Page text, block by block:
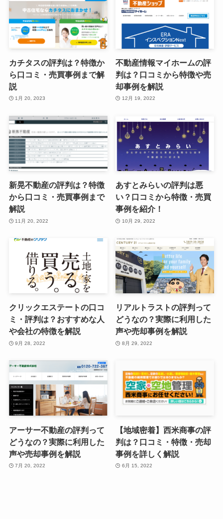
カチタスの評判は？特徴か
ら口コミ・売買事例まで解
説
1月 20, 2023
不動産情報マイホームの評
判は？口コミから特徴や売
却事例を解説
12月 19, 2022
新晃不動産の評判は？特徴
から口コミ・売買事例まで
解説
11月 20, 2022
あすとみらいの評判は悪
い？口コミから特徴・売買
事例を紹介！
10月 29, 2022
クリックエステートの口コ
ミ・評判は？おすすめな人
や会社の特徴を解説
9月 28, 2022
リアルトラストの評判って
どうなの？実際に利用した
声や売却事例を解説
8月 29, 2022
アーサー不動産の評判って
どうなの？実際に利用した
声や売却事例を解説
7月 20, 2022
【地域密着】西米商事の評
判は？口コミ・特徴・売却
事例を詳しく解説
6月 15, 2022